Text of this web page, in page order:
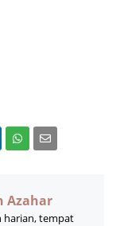
Azahar
harian, tempat